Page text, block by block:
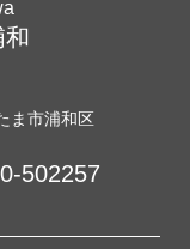
ま市浦和区
502257